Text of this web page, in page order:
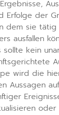
Erfolge der
dem sie tätig
ausfallen
kein
wird die
Aussagen
oder